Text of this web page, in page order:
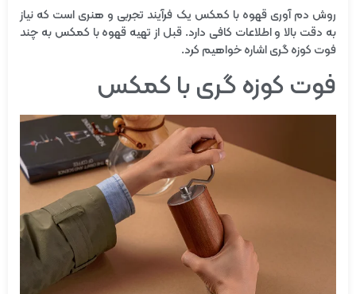
روش دم آوری قهوه با کمکس یک فرآیند تجربی و هنری است که نیاز
به دقت بالا و اطلاعات کافی دارد. قبل از تهیه قهوه با کمکس به چند
فوت کوزه گری اشاره خواهیم کرد.
فوت کوزه گری با کمکس